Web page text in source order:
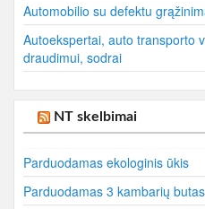
Automobilio su defektu
Autoekspertai, auto transporto
draudimui, sodrai
NT skelbimai
Parduodamas ekologinis ūkis
Parduodamas 3 kambarių butas